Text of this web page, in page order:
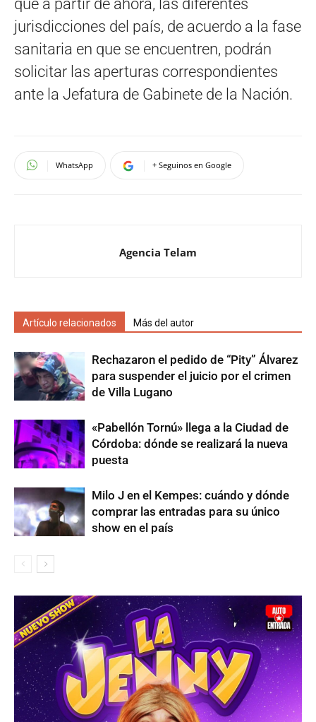
que a partir de ahora, las diferentes
jurisdicciones del país, de acuerdo a la fase
sanitaria en que se encuentren, podrán
solicitar las aperturas correspondientes
ante la Jefatura de Gabinete de la Nación.
WhatsApp + Seguinos en Google
Agencia Telam
Artículo relacionados Más del autor
Rechazaron el pedido de “Pity” Álvarez
para suspender el juicio por el crimen
de Villa Lugano
«Pabellón Tornú» llega a la Ciudad de
Córdoba: dónde se realizará la nueva
puesta
Milo J en el Kempes: cuándo y dónde
comprar las entradas para su único
show en el país